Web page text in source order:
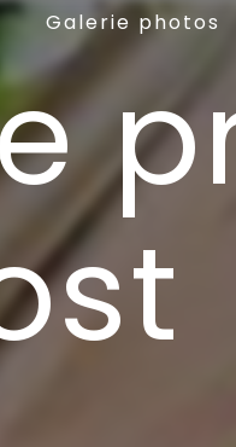
Galerie photos